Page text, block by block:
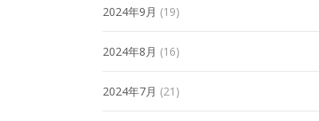
2024年9月 (19)
2024年8月 (16)
2024年7月 (21)